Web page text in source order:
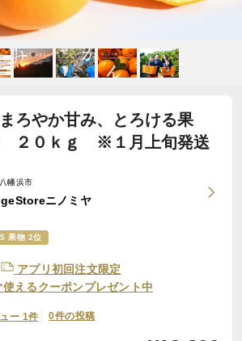
まろやか甘み、とろける果
２０ｋｇ ※１月上旬発送
幡浜市
ニノミヤ
果物 2位
アプリ初回注文限定
使えるクーポンプレゼント中
ー 1件 0件の投稿